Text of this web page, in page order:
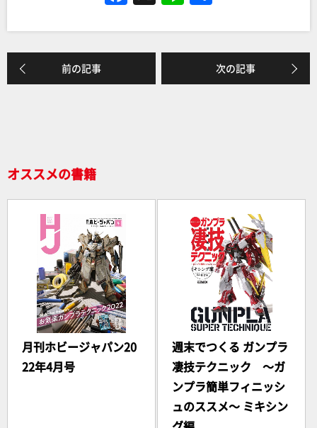
a
c
e
b
n
e
前の記事 次の記事
オススメの書籍
月刊ホビージャパン20
22年4月号
週末でつくる ガンプラ
凄技テクニック ～ガ
ンプラ簡単フィニッシ
ュのススメ～ ミキシン